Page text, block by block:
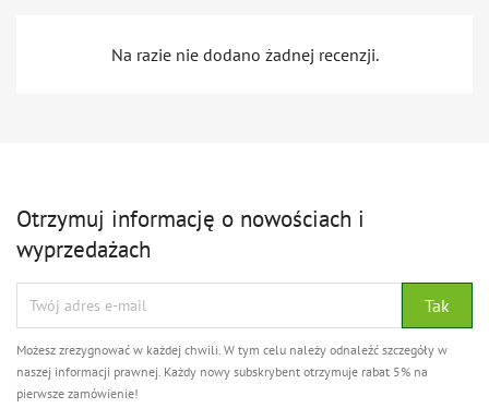
Na razie nie dodano żadnej recenzji.
Otrzymuj informację o nowościach i
wyprzedażach
Możesz zrezygnować w każdej chwili. W tym celu należy odnaleźć szczegóły w
naszej informacji prawnej. Każdy nowy subskrybent otrzymuje rabat 5% na
pierwsze zamówienie!